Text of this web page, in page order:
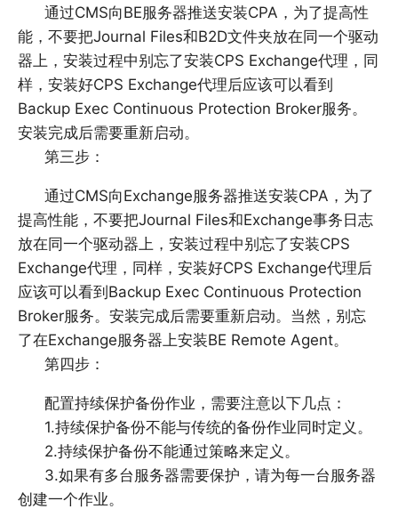
通过CMS向BE服务器推送安装CPA，为了提高性
能，不要把Journal Files和B2D文件夹放在同一个驱动
器上，安装过程中别忘了安装CPS Exchange代理，同
样，安装好CPS Exchange代理后应该可以看到
Backup Exec Continuous Protection Broker服务。
安装完成后需要重新启动。
第三步：
通过CMS向Exchange服务器推送安装CPA，为了
提高性能，不要把Journal Files和Exchange事务日志
放在同一个驱动器上，安装过程中别忘了安装CPS
Exchange代理，同样，安装好CPS Exchange代理后
应该可以看到Backup Exec Continuous Protection
Broker服务。安装完成后需要重新启动。当然，别忘
了在Exchange服务器上安装BE Remote Agent。
第四步：
配置持续保护备份作业，需要注意以下几点：
1.持续保护备份不能与传统的备份作业同时定义。
2.持续保护备份不能通过策略来定义。
3.如果有多台服务器需要保护，请为每一台服务器
创建一个作业。